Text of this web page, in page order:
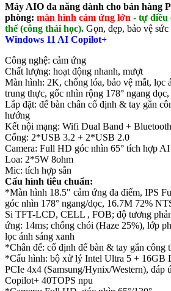
Máy AIO đa năng dành cho bán hàng
phòng: màn hình cảm ứng lớn - tự điều
thế (công thái học). Gọn, đẹp, bảo vệ sức
Windows 11 AI Copilot+
Công nghệ: cảm ứng
Chất lượng: hoạt động nhanh, mượt
Màn hình: 2K, chống lóa, bảo vệ mắt, lọc
trung thực, gốc nhìn rộng 178° ngang
Lắp đặt: để bàn chân cố định & tay gắn
hướng
Kết nội mạng: Wifi Dual Band +
Cổng: 2*USB 3.2 + 2*USB 2.0
Camera: Full HD góc nhìn 65° tích hợp AI
Loa: 2*5W 8ohm
Mic: tích hợp sẵn
Cấu hình tiêu chuẩn:
*Màn hình 18.5" cảm ứng đa điểm, IPS
góc nhìn 178° ngang/dọc, 16.7M 72%
Si TFT-LCD, CELL , FOB; độ tương
ứng: 14ms; chống chói (Haze 25%), lớp
lọc ánh sáng xanh
*Chân đế: cố định để bàn & tay gắn công
*Cấu hình: bộ xử lý Intel Ultra 5 +
PCIe 4x4 (Samsung/Hynix/Western), đáp
Copilot+ 40TOPS npu